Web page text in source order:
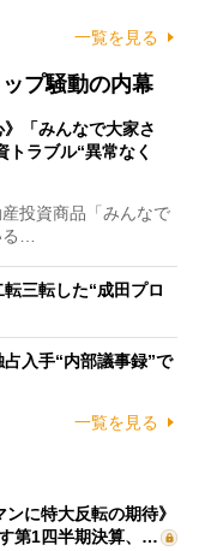
一覧を見る
プ騒動の内幕
》「みんなで大家さ
トラブル“異常なく
投資商品「みんなで
…
三転した“成田プロ
占入手“内部議事録”で
一覧を見る
ンに特大反転の期待》
第1四半期決算、…